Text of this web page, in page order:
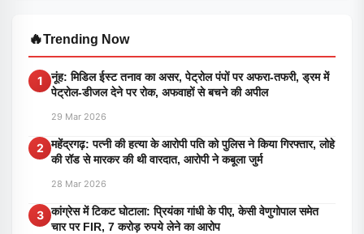
🔥Trending Now
1
नूंह: मिडिल ईस्ट तनाव का असर, पेट्रोल पंपों पर अफरा-तफरी, ड्रम में
पेट्रोल-डीजल देने पर रोक, अफवाहों से बचने की अपील
29 Mar 2026
2
महेंद्रगढ़: पत्नी की हत्या के आरोपी पति को पुलिस ने किया गिरफ्तार, लोहे
की रॉड से मारकर की थी वारदात, आरोपी ने कबूला जुर्म
28 Mar 2026
3 कांग्रेस में टिकट घोटाला: प्रियंका गांधी के पीए, केसी वेणुगोपाल समेत
चार पर FIR, 7 करोड़ रुपये लेने का आरोप